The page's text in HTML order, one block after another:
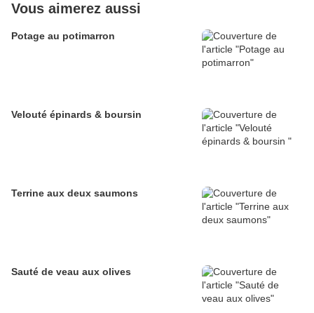
Vous aimerez aussi
Potage au potimarron
Velouté épinards & boursin
Terrine aux deux saumons
Sauté de veau aux olives